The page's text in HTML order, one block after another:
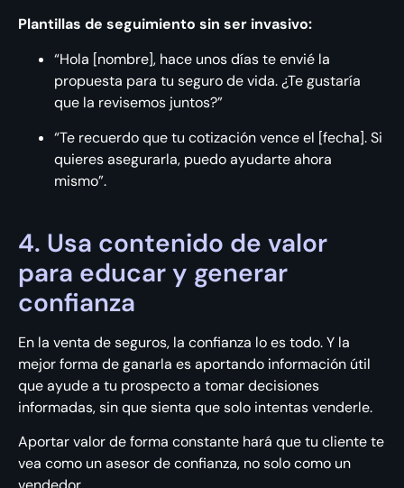
Plantillas de seguimiento sin ser invasivo:
“Hola [nombre], hace unos días te envié la
propuesta para tu seguro de vida. ¿Te gustaría
que la revisemos juntos?”
“Te recuerdo que tu cotización vence el [fecha]. Si
quieres asegurarla, puedo ayudarte ahora
mismo”.
4. Usa contenido de valor
para educar y generar
confianza
En la venta de seguros, la confianza lo es todo. Y la
mejor forma de ganarla es aportando información útil
que ayude a tu prospecto a tomar decisiones
informadas, sin que sienta que solo intentas venderle.
Aportar valor de forma constante hará que tu cliente te
vea como un asesor de confianza, no solo como un